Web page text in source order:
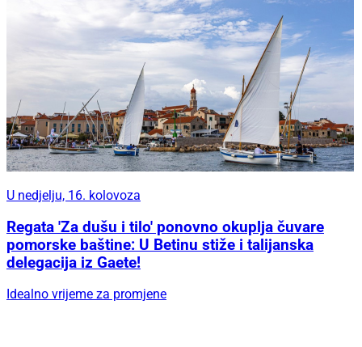
U nedjelju, 16. kolovoza
Regata 'Za dušu i tilo' ponovno okuplja čuvare
pomorske baštine: U Betinu stiže i talijanska
delegacija iz Gaete!
Idealno vrijeme za promjene